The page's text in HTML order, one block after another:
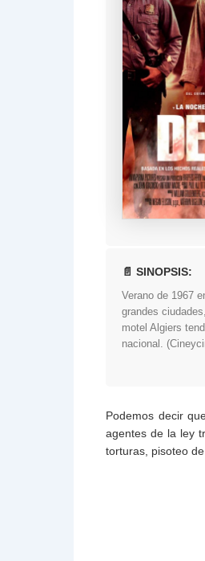
📄 SINOPSIS:
Verano de 1967
grandes
motel Algiers
nacional.
Podemos decir
agentes de la ley
torturas, pisoteo